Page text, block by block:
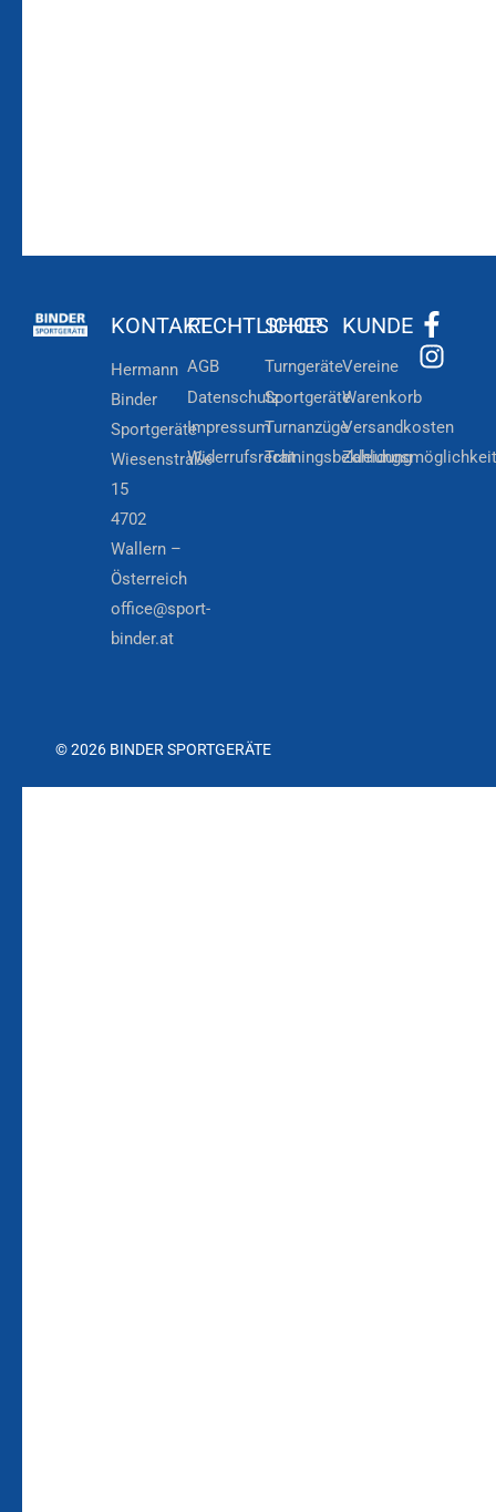
KONTAKT
Hermann
Binder
Sportgeräte
Wiesenstraße
15
4702
Wallern –
Österreich
office@sport-
binder.at
RECHTLICHES
AGB
Datenschutz
Impressum
Widerrufsrecht
SHOP
Turngeräte
Sportgeräte
Turnanzüge
Trainingsbekleidung
KUNDE
Vereine
Warenkorb
Versandkosten
© 2026 BINDER SPORTGERÄTE